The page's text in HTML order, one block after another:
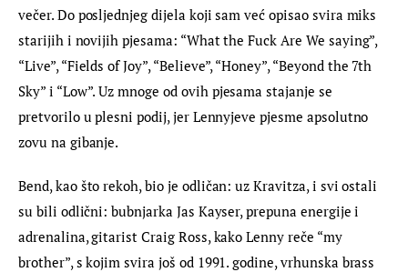
večer. Do posljednjeg dijela koji sam već opisao svira miks
starijih i novijih pjesama: “What the Fuck Are We saying”,
“Live”, “Fields of Joy”, “Believe”, “Honey”, “Beyond the 7th
Sky” i “Low”. Uz mnoge od ovih pjesama stajanje se
pretvorilo u plesni podij, jer Lennyjeve pjesme apsolutno
zovu na gibanje.
Bend, kao što rekoh, bio je odličan: uz Kravitza, i svi ostali
su bili odlični: bubnjarka Jas Kayser, prepuna energije i
adrenalina, gitarist Craig Ross, kako Lenny reče “my
brother”, s kojim svira još od 1991. godine, vrhunska brass